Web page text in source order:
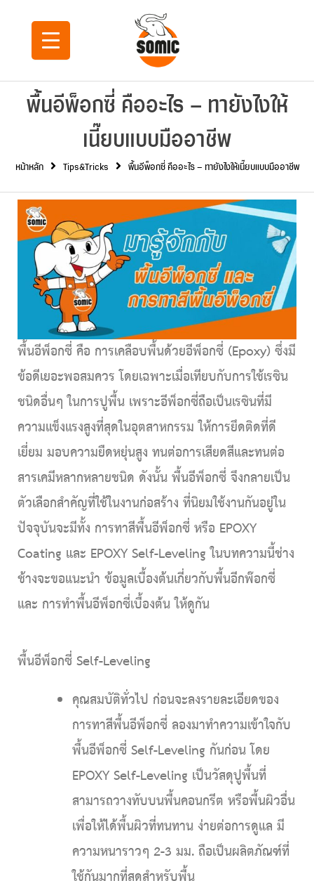
พื้นอีพ็อกซี่ คืออะไร – ทายังไงให้
เนี๊ยบแบบมืออาชีพ
หน้าหลัก Tips&Tricks พื้นอีพ็อกซี่ คืออะไร – ทายังไงให้เนี๊ยบแบบมืออาชีพ
พื้นอีพ็อกซี่ คือ การเคลือบพื้นด้วยอีพ็อกซี่ (Epoxy) ซึ่งมี
ข้อดีเยอะพอสมควร โดยเฉพาะเมื่อเทียบกับการใช้เรซิน
ชนิดอื่นๆ ในการปูพื้น เพราะอีพ็อกซี่ถือเป็นเรซินที่มี
ความแข็งแรงสูงที่สุดในอุตสาหกรรม ให้การยึดติดที่ดี
เยี่ยม มอบความยืดหยุ่นสูง ทนต่อการเสียดสีและทนต่อ
สารเคมีหลากหลายชนิด ดังนั้น พื้นอีพ็อกซี่ จึงกลายเป็น
ตัวเลือกสำคัญที่ใช้ในงานก่อสร้าง ที่นิยมใช้งานกันอยู่ใน
ปัจจุบันจะมีทั้ง การทาสีพื้นอีพ็อกซี่ หรือ EPOXY
Coating และ EPOXY Self-Leveling ในบทความนี้ช่าง
ช้างจะขอแนะนำ ข้อมูลเบื้องต้นเกี่ยวกับพื้นอีกพ๊อกซี่
และ การทำพื้นอีพ็อกซี่เบื้องต้น ให้ดูกัน
พื้นอีพ็อกซี่ Self-Leveling
คุณสมบัติทั่วไป ก่อนจะลงรายละเอียดของ
การทาสีพื้นอีพ็อกซี่ ลองมาทำความเข้าใจกับ
พื้นอีพ็อกซี่ Self-Leveling กันก่อน โดย
EPOXY Self-Leveling เป็นวัสดุปูพื้นที่
สามารถวางทับบนพื้นคอนกรีต หรือพื้นผิวอื่น
เพื่อให้ได้พื้นผิวที่ทนทาน ง่ายต่อการดูแล มี
ความหนาราวๆ 2-3 มม. ถือเป็นผลิตภัณฑ์ที่